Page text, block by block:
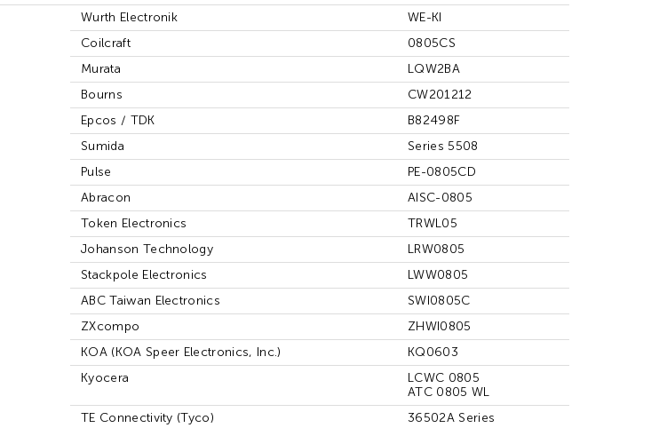
Wurth Electronik
WE-KI
Coilcraft
0805CS
Murata
LQW2BA
Bourns
CW201212
Epcos / TDK
B82498F
Sumida
Series 5508
Pulse
PE-0805CD
Abracon
AISC-0805
Token Electronics
TRWL05
Johanson Technology
LRW0805
Stackpole Electronics
LWW0805
ABC Taiwan Electronics
SWI0805C
ZXcompo
ZHWI0805
KOA (KOA Speer Electronics, Inc.)
KQ0603
Kyocera
LCWC 0805
ATC 0805 WL
TE Connectivity (Tyco)
36502A Series